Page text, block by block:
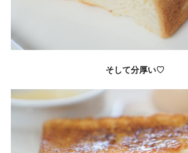
そして分厚い♡